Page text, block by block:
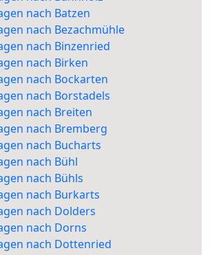
nach Batzen
nach Bezachmühle
nach Binzenried
nach Birken
nach Bockarten
nach Borstadels
nach Breiten
nach Bremberg
nach Bucharts
nach Bühl
nach Bühls
nach Burkarts
nach Dolders
nach Dorns
nach Dottenried